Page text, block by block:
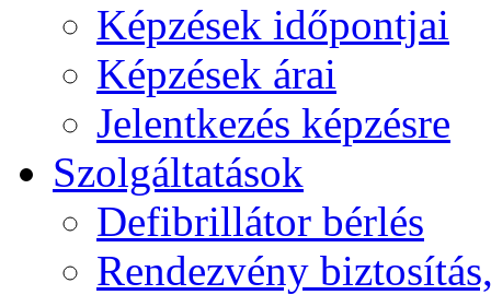
Képzések időpontjai
Képzések árai
Jelentkezés képzésre
Szolgáltatások
Defibrillátor bérlés
Rendezvény